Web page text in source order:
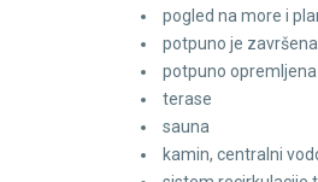
pogled na more i
potpuno je završena
potpuno
terase
sauna
kamin, centralni